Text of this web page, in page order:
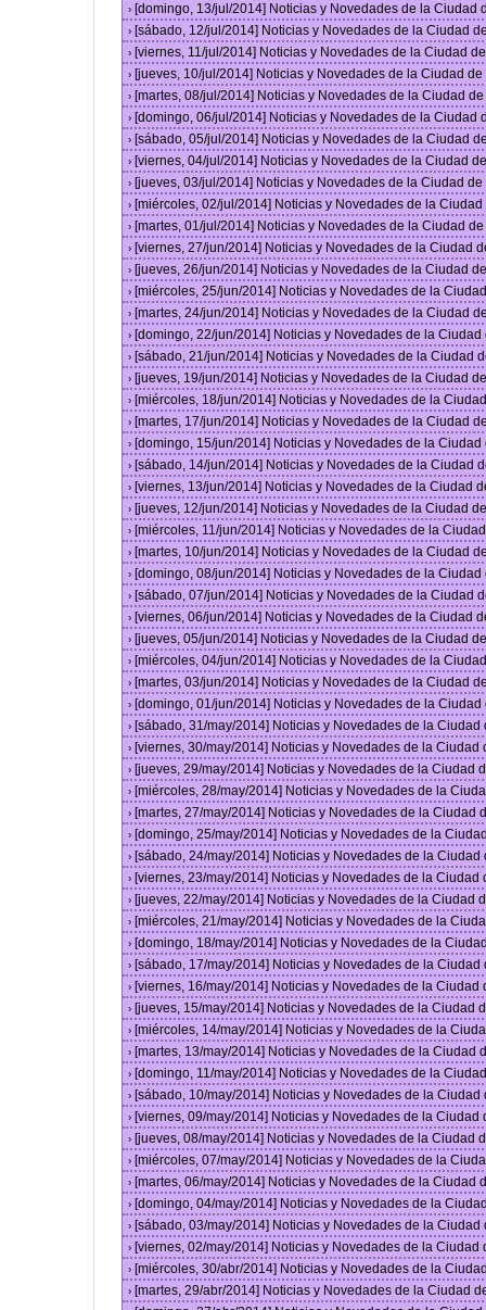
› [domingo, 13/jul/2014] Noticias y Novedades de la Ciudad
› [sábado, 12/jul/2014] Noticias y Novedades de la Ciudad
› [viernes, 11/jul/2014] Noticias y Novedades de la Ciudad
› [jueves, 10/jul/2014] Noticias y Novedades de la Ciudad
› [martes, 08/jul/2014] Noticias y Novedades de la Ciudad
› [domingo, 06/jul/2014] Noticias y Novedades de la Ciudad
› [sábado, 05/jul/2014] Noticias y Novedades de la Ciudad
› [viernes, 04/jul/2014] Noticias y Novedades de la Ciudad
› [jueves, 03/jul/2014] Noticias y Novedades de la Ciudad
› [miércoles, 02/jul/2014] Noticias y Novedades de la
› [martes, 01/jul/2014] Noticias y Novedades de la Ciudad
› [viernes, 27/jun/2014] Noticias y Novedades de la Ciudad
› [jueves, 26/jun/2014] Noticias y Novedades de la Ciudad
› [miércoles, 25/jun/2014] Noticias y Novedades de la
› [martes, 24/jun/2014] Noticias y Novedades de la Ciudad
› [domingo, 22/jun/2014] Noticias y Novedades de la
› [sábado, 21/jun/2014] Noticias y Novedades de la Ciudad
› [jueves, 19/jun/2014] Noticias y Novedades de la Ciudad
› [miércoles, 18/jun/2014] Noticias y Novedades de la
› [martes, 17/jun/2014] Noticias y Novedades de la Ciudad
› [domingo, 15/jun/2014] Noticias y Novedades de la
› [sábado, 14/jun/2014] Noticias y Novedades de la Ciudad
› [viernes, 13/jun/2014] Noticias y Novedades de la Ciudad
› [jueves, 12/jun/2014] Noticias y Novedades de la Ciudad
› [miércoles, 11/jun/2014] Noticias y Novedades de la
› [martes, 10/jun/2014] Noticias y Novedades de la Ciudad
› [domingo, 08/jun/2014] Noticias y Novedades de la
› [sábado, 07/jun/2014] Noticias y Novedades de la Ciudad
› [viernes, 06/jun/2014] Noticias y Novedades de la Ciudad
› [jueves, 05/jun/2014] Noticias y Novedades de la Ciudad
› [miércoles, 04/jun/2014] Noticias y Novedades de la
› [martes, 03/jun/2014] Noticias y Novedades de la Ciudad
› [domingo, 01/jun/2014] Noticias y Novedades de la
› [sábado, 31/may/2014] Noticias y Novedades de la
› [viernes, 30/may/2014] Noticias y Novedades de la
› [jueves, 29/may/2014] Noticias y Novedades de la Ciudad
› [miércoles, 28/may/2014] Noticias y Novedades de la
› [martes, 27/may/2014] Noticias y Novedades de la Ciudad
› [domingo, 25/may/2014] Noticias y Novedades de la
› [sábado, 24/may/2014] Noticias y Novedades de la
› [viernes, 23/may/2014] Noticias y Novedades de la
› [jueves, 22/may/2014] Noticias y Novedades de la Ciudad
› [miércoles, 21/may/2014] Noticias y Novedades de la
› [domingo, 18/may/2014] Noticias y Novedades de la
› [sábado, 17/may/2014] Noticias y Novedades de la
› [viernes, 16/may/2014] Noticias y Novedades de la
› [jueves, 15/may/2014] Noticias y Novedades de la Ciudad
› [miércoles, 14/may/2014] Noticias y Novedades de la
› [martes, 13/may/2014] Noticias y Novedades de la Ciudad
› [domingo, 11/may/2014] Noticias y Novedades de la
› [sábado, 10/may/2014] Noticias y Novedades de la
› [viernes, 09/may/2014] Noticias y Novedades de la
› [jueves, 08/may/2014] Noticias y Novedades de la Ciudad
› [miércoles, 07/may/2014] Noticias y Novedades de la
› [martes, 06/may/2014] Noticias y Novedades de la Ciudad
› [domingo, 04/may/2014] Noticias y Novedades de la
› [sábado, 03/may/2014] Noticias y Novedades de la
› [viernes, 02/may/2014] Noticias y Novedades de la
› [miércoles, 30/abr/2014] Noticias y Novedades de la
› [martes, 29/abr/2014] Noticias y Novedades de la Ciudad